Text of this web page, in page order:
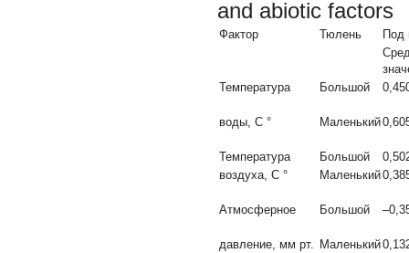
and abiotic factors
Фактор Тюлень
Под
Температура
Большой
воды, С ° Маленький
Температура Большой
воздуха, С ° Маленький
Атмосферное Большой
давление, мм рт. Маленький